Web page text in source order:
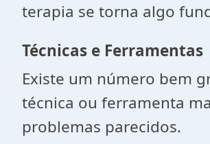
terapia se torna algo
Técnicas e Ferramentas
Existe um número bem
técnica ou ferramenta
problemas parecidos.